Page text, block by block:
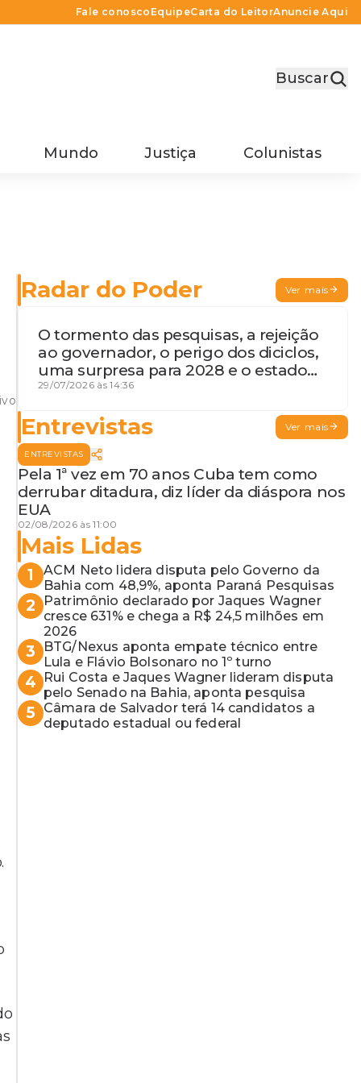
Fale conosco EquipeCarta do LeitorAnuncie Aqui
Buscar
Mundo Justiça Colunistas
Radar do Poder Ver mais
O tormento das pesquisas, a rejeição
ao governador, o perigo dos diciclos,
uma surpresa para 2028 e o estado
de terceira guerra mundial
29/07/2026 às 14:36
Entrevistas Ver mais
ENTREVISTAS
Pela 1ª vez em 70 anos Cuba tem como
derrubar ditadura, diz líder da diáspora nos
EUA
02/08/2026 às 11:00
Mais Lidas
1
ACM Neto lidera disputa pelo Governo da
Bahia com 48,9%, aponta Paraná Pesquisas
2
Patrimônio declarado por Jaques Wagner
cresce 631% e chega a R$ 24,5 milhões em
2026
3
BTG/Nexus aponta empate técnico entre
Lula e Flávio Bolsonaro no 1º turno
4
Rui Costa e Jaques Wagner lideram disputa
pelo Senado na Bahia, aponta pesquisa
5
Câmara de Salvador terá 14 candidatos a
deputado estadual ou federal